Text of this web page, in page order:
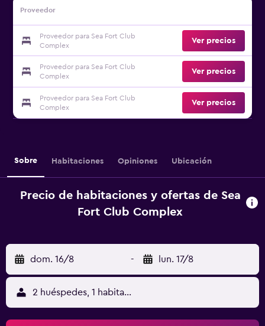
Proveedor
Proveedor para Sea Fort Club
Complex
Ver precios
Proveedor para Sea Fort Club
Complex
Ver precios
Proveedor para Sea Fort Club
Complex
Ver precios
Sobre Habitaciones Opiniones Ubicación
Precio de habitaciones y ofertas de Sea
Fort Club Complex
dom. 16/8 - lun. 17/8
2 huéspedes, 1 habitación